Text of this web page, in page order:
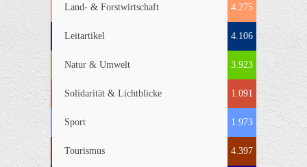
Land- & Forstwirtschaft 4.275
Leitartikel 4.106
Natur & Umwelt 3.923
Solidarität & Lichtblicke 1.091
Sport 1.973
Tourismus 4.397